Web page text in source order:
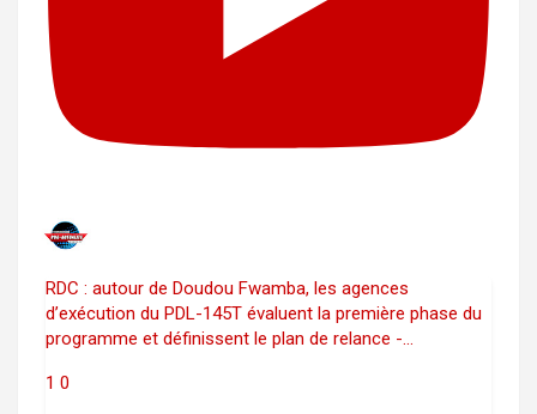
RDC : autour de Doudou Fwamba, les agences
d’exécution du PDL-145T évaluent la première phase du
programme et définissent le plan de relance -...
1 0